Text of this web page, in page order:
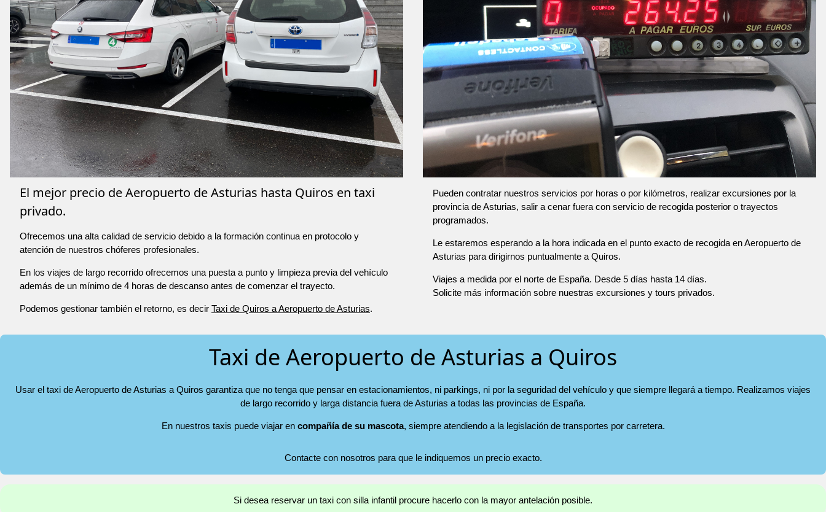
El mejor precio de Aeropuerto de Asturias hasta Quiros en taxi
privado.
Ofrecemos una alta calidad de servicio debido a la formación continua en protocolo y
atención de nuestros chóferes profesionales.
En los viajes de largo recorrido ofrecemos una puesta a punto y limpieza previa del vehículo
además de un mínimo de 4 horas de descanso antes de comenzar el trayecto.
Podemos gestionar también el retorno, es decir Taxi de Quiros a Aeropuerto de Asturias.
Pueden contratar nuestros servicios por horas o por kilómetros, realizar excursiones por la
provincia de Asturias, salir a cenar fuera con servicio de recogida posterior o trayectos
programados.
Le estaremos esperando a la hora indicada en el punto exacto de recogida en Aeropuerto de
Asturias para dirigirnos puntualmente a Quiros.
Viajes a medida por el norte de España. Desde 5 días hasta 14 días.
Solicite más información sobre nuestras excursiones y tours privados.
Taxi de Aeropuerto de Asturias a Quiros
Usar el taxi de Aeropuerto de Asturias a Quiros garantiza que no tenga que pensar en estacionamientos, ni parkings, ni por la seguridad del vehículo y que siempre llegará a tiempo. Realizamos viajes
de largo recorrido y larga distancia fuera de Asturias a todas las provincias de España.
En nuestros taxis puede viajar en compañía de su mascota, siempre atendiendo a la legislación de transportes por carretera.
Contacte con nosotros para que le indiquemos un precio exacto.
Si desea reservar un taxi con silla infantil procure hacerlo con la mayor antelación posible.